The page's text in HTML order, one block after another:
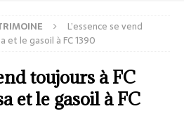
L’essence se vend
et le gasoil à FC 1390
toujours à FC
et le gasoil à FC